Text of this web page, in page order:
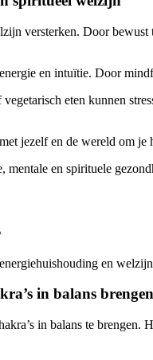
versterken. Door
en intuïtie. Door
eten kunnen
jezelf en de wereld om
mentale en spirituele
en
in balans brengen
in balans te brengen.